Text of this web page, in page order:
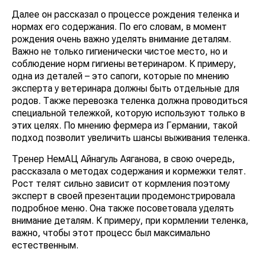
Далее он рассказал о процессе рождения теленка и
нормах его содержания. По его словам, в момент
рождения очень важно уделять внимание деталям.
Важно не только гигиенически чистое место, но и
соблюдение норм гигиены ветеринаром. К примеру,
одна из деталей – это сапоги, которые по мнению
эксперта у ветеринара должны быть отдельные для
родов. Также перевозка теленка должна проводиться
специальной тележкой, которую используют только в
этих целях. По мнению фермера из Германии, такой
подход позволит увеличить шансы выживания теленка.
Тренер НемАЦ Айнагуль Аяганова, в свою очередь,
рассказала о методах содержания и кормежки телят.
Рост телят сильно зависит от кормления поэтому
эксперт в своей презентации продемонстрировала
подробное меню. Она также посоветовала уделять
внимание деталям. К примеру, при кормлении теленка,
важно, чтобы этот процесс был максимально
естественным.